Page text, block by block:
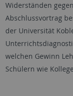
Widerständen
Abschlussvortrag
der Universität
welchen Gewinn
Schülern wie